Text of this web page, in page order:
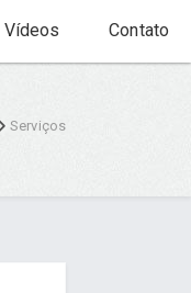
Vídeos Contato
Serviços